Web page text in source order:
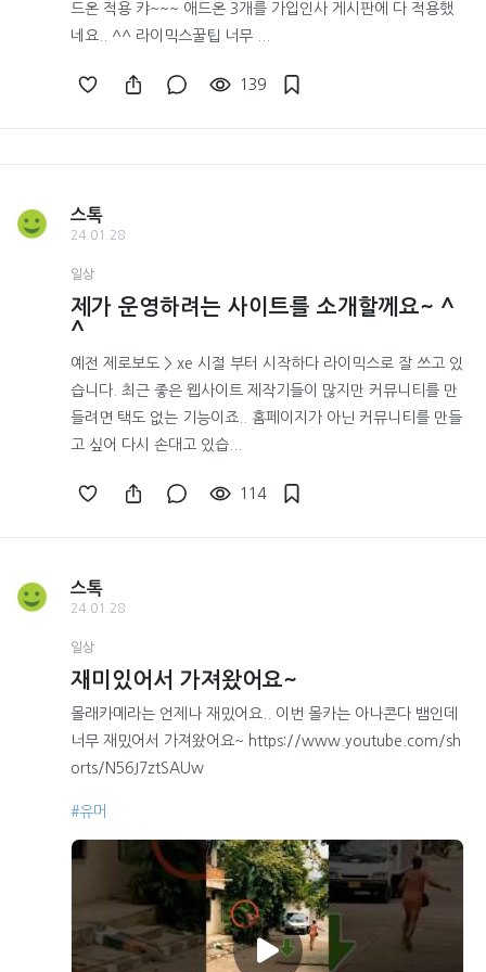
드온 적용 캬~~~ 애드온 3개를 가입인사 게시판에 다 적용했
네요.. ^^ 라이믹스꿀팁 너무 ...
139
스톡
24.01.28
일상
제가 운영하려는 사이트를 소개할께요~ ^
^
예전 제로보도 > xe 시절 부터 시작하다 라이믹스로 잘 쓰고 있
습니다. 최근 좋은 웹사이트 제작기들이 많지만 커뮤니티를 만
들려면 택도 없는 기능이죠.. 홈페이지가 아닌 커뮤니티를 만들
고 싶어 다시 손대고 있습...
114
스톡
24.01.28
일상
재미있어서 가져왔어요~
몰래카메라는 언제나 재밌어요.. 이번 몰카는 아나콘다 뱀인데
너무 재밌어서 가져왔어요~ https://www.youtube.com/sh
orts/N56J7ztSAUw
#유머